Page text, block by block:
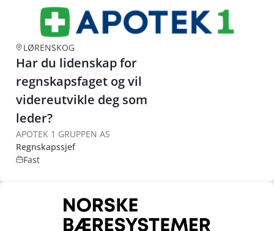
LØRENSKOG
Har du lidenskap for
regnskapsfaget og vil
videreutvikle deg som
leder?
APOTEK 1 GRUPPEN AS
Regnskapssjef
Fast